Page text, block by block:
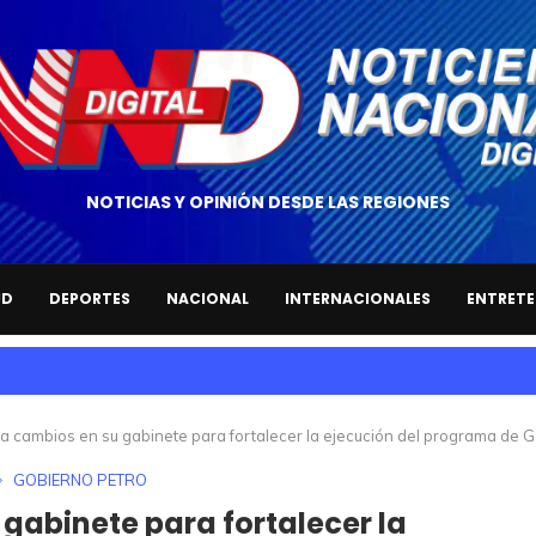
NOTICIAS Y OPINIÓN DESDE LAS REGIONES
DEPORTES NACIONAL INTERNACIONALES
cambios en su gabinete para fortalecer la ejecución del programa de
GOBIERNO PETRO
para fortalecer la